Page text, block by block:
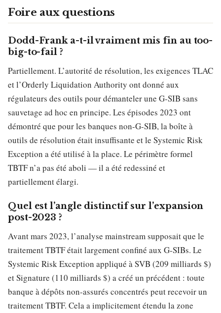
Foire aux questions
Dodd-Frank a-t-il vraiment mis fin au too-
big-to-fail ?
Partiellement. L’autorité de résolution, les exigences TLAC
et l’Orderly Liquidation Authority ont donné aux
régulateurs des outils pour démanteler une G-SIB sans
sauvetage ad hoc en principe. Les épisodes 2023 ont
démontré que pour les banques non-G-SIB, la boîte à
outils de résolution était insuffisante et le Systemic Risk
Exception a été utilisé à la place. Le périmètre formel
TBTF n’a pas été aboli — il a été redessiné et
partiellement élargi.
Quel est l’angle distinctif sur l’expansion
post-2023 ?
Avant mars 2023, l’analyse mainstream supposait que le
traitement TBTF était largement confiné aux G-SIBs. Le
Systemic Risk Exception appliqué à SVB (209 milliards $)
et Signature (110 milliards $) a créé un précédent : toute
banque à dépôts non-assurés concentrés peut recevoir un
traitement TBTF. Cela a implicitement étendu la zone